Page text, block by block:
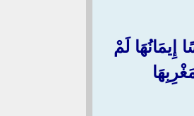
لَمْ